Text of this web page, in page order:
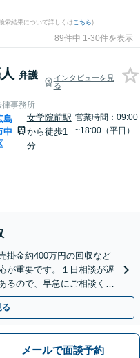
索結果について詳しくは こちら)
89件中 1-30件を表示
弁護
インタビューを見
る
律事務所
島
中
女学院前駅
から徒歩1
分
営業時間：09:00
~18:00（平日）
掛金約400万円の回収など
が重要です。１日相談が遅
るので、早急にご相談くだ
る
メールで面談予約